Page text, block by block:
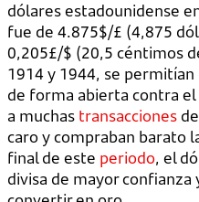
dólares estadounidense
fue de 4.875$/£ (4,875
0,205£/$ (20,5 céntimos
1914 y 1944, se
de forma abierta contra
a muchas transacciones
caro y compraban barato
final de este periodo, el
divisa de mayor confianza